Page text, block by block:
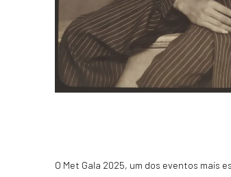
O Met Gala 2025, um dos eventos mais